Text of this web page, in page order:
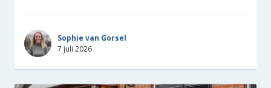
Sophie van Gorsel
7 juli 2026